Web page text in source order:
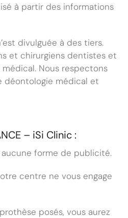
à partir des informations
divulguée à des tiers.
et chirurgiens dentistes et
Nous respectons
médical et
– iSi Clinic :
aucune forme de publicité.
centre ne vous engage
posés, vous aurez